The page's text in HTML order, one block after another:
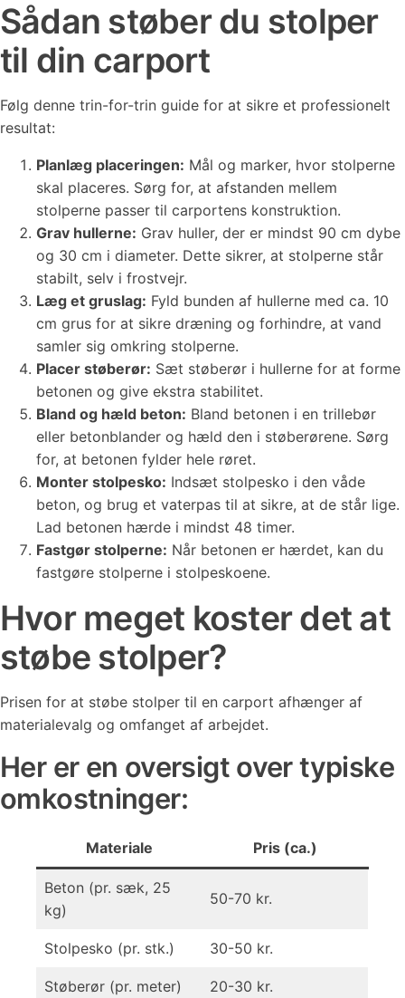
Sådan støber du stolper
til din carport
Følg denne trin-for-trin guide for at sikre et professionelt
resultat:
Planlæg placeringen: Mål og marker, hvor stolperne
skal placeres. Sørg for, at afstanden mellem
stolperne passer til carportens konstruktion.
Grav hullerne: Grav huller, der er mindst 90 cm dybe
og 30 cm i diameter. Dette sikrer, at stolperne står
stabilt, selv i frostvejr.
Læg et gruslag: Fyld bunden af hullerne med ca. 10
cm grus for at sikre dræning og forhindre, at vand
samler sig omkring stolperne.
Placer støberør: Sæt støberør i hullerne for at forme
betonen og give ekstra stabilitet.
Bland og hæld beton: Bland betonen i en trillebør
eller betonblander og hæld den i støberørene. Sørg
for, at betonen fylder hele røret.
Monter stolpesko: Indsæt stolpesko i den våde
beton, og brug et vaterpas til at sikre, at de står lige.
Lad betonen hærde i mindst 48 timer.
Fastgør stolperne: Når betonen er hærdet, kan du
fastgøre stolperne i stolpeskoene.
Hvor meget koster det at
støbe stolper?
Prisen for at støbe stolper til en carport afhænger af
materialevalg og omfanget af arbejdet.
Her er en oversigt over typiske
omkostninger:
Materiale Pris (ca.)
Beton (pr. sæk, 25
kg)
50-70 kr.
Stolpesko (pr. stk.) 30-50 kr.
Støberør (pr. meter) 20-30 kr.